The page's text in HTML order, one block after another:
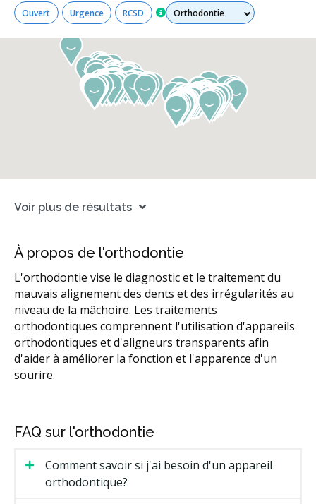
Ouvert Urgence RCSD Tous les services
Voir plus de résultats
À propos de l'orthodontie
L'orthodontie vise le diagnostic et le traitement du
mauvais alignement des dents et des irrégularités au
niveau de la mâchoire. Les traitements
orthodontiques comprennent l'utilisation d'appareils
orthodontiques et d'aligneurs transparents afin
d'aider à améliorer la fonction et l'apparence d'un
sourire.
FAQ sur l'orthodontie
Comment savoir si j'ai besoin d'un appareil
orthodontique?